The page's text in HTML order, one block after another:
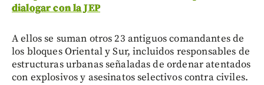
dialogar con la JEP
A ellos se suman otros 23 antiguos comandantes de
los bloques Oriental y Sur, incluidos responsables de
estructuras urbanas señaladas de ordenar atentados
con explosivos y asesinatos selectivos contra civiles.